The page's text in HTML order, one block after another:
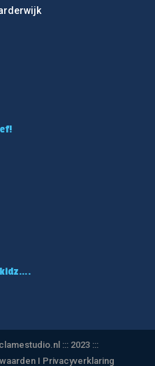
::: 2023 :::
I Privacyverklaring